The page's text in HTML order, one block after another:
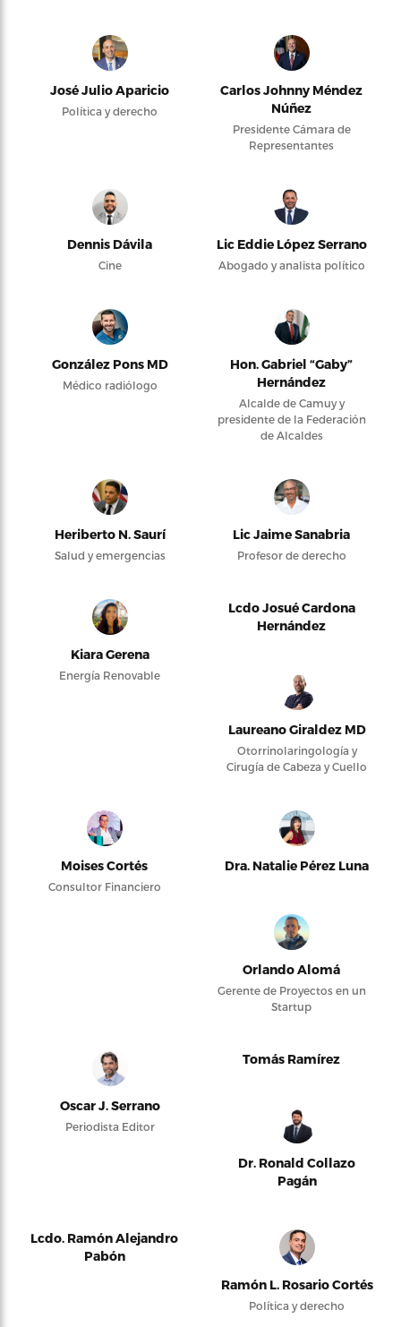
José Julio Aparicio
Política y derecho
Carlos Johnny Méndez
Núñez
Presidente Cámara de
Representantes
Dennis Dávila
Cine
Lic Eddie López Serrano
Abogado y analista político
González Pons MD
Médico radiólogo
Hon. Gabriel “Gaby”
Hernández
Alcalde de Camuy y
presidente de la Federación
de Alcaldes
Heriberto N. Saurí
Salud y emergencias
Lic Jaime Sanabria
Profesor de derecho
Kiara Gerena
Energía Renovable
Lcdo Josué Cardona
Hernández
Laureano Giraldez MD
Otorrinolaringología y
Cirugía de Cabeza y Cuello
Moises Cortés
Consultor Financiero
Dra. Natalie Pérez Luna
Orlando Alomá
Gerente de Proyectos en un
Startup
Oscar J. Serrano
Periodista Editor
Tomás Ramírez
Dr. Ronald Collazo
Pagán
Lcdo. Ramón Alejandro
Pabón
Ramón L. Rosario Cortés
Política y derecho